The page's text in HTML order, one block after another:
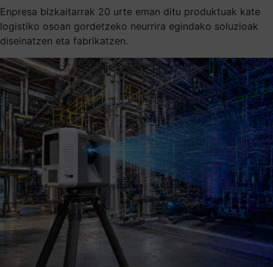
Enpresa bizkaitarrak 20 urte eman ditu produktuak kate
logistiko osoan gordetzeko neurrira egindako soluzioak
diseinatzen eta fabrikatzen.